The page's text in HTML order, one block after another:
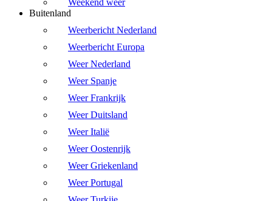
Weekend weer
Buitenland
Weerbericht Nederland
Weerbericht Europa
Weer Nederland
Weer Spanje
Weer Frankrijk
Weer Duitsland
Weer Italië
Weer Oostenrijk
Weer Griekenland
Weer Portugal